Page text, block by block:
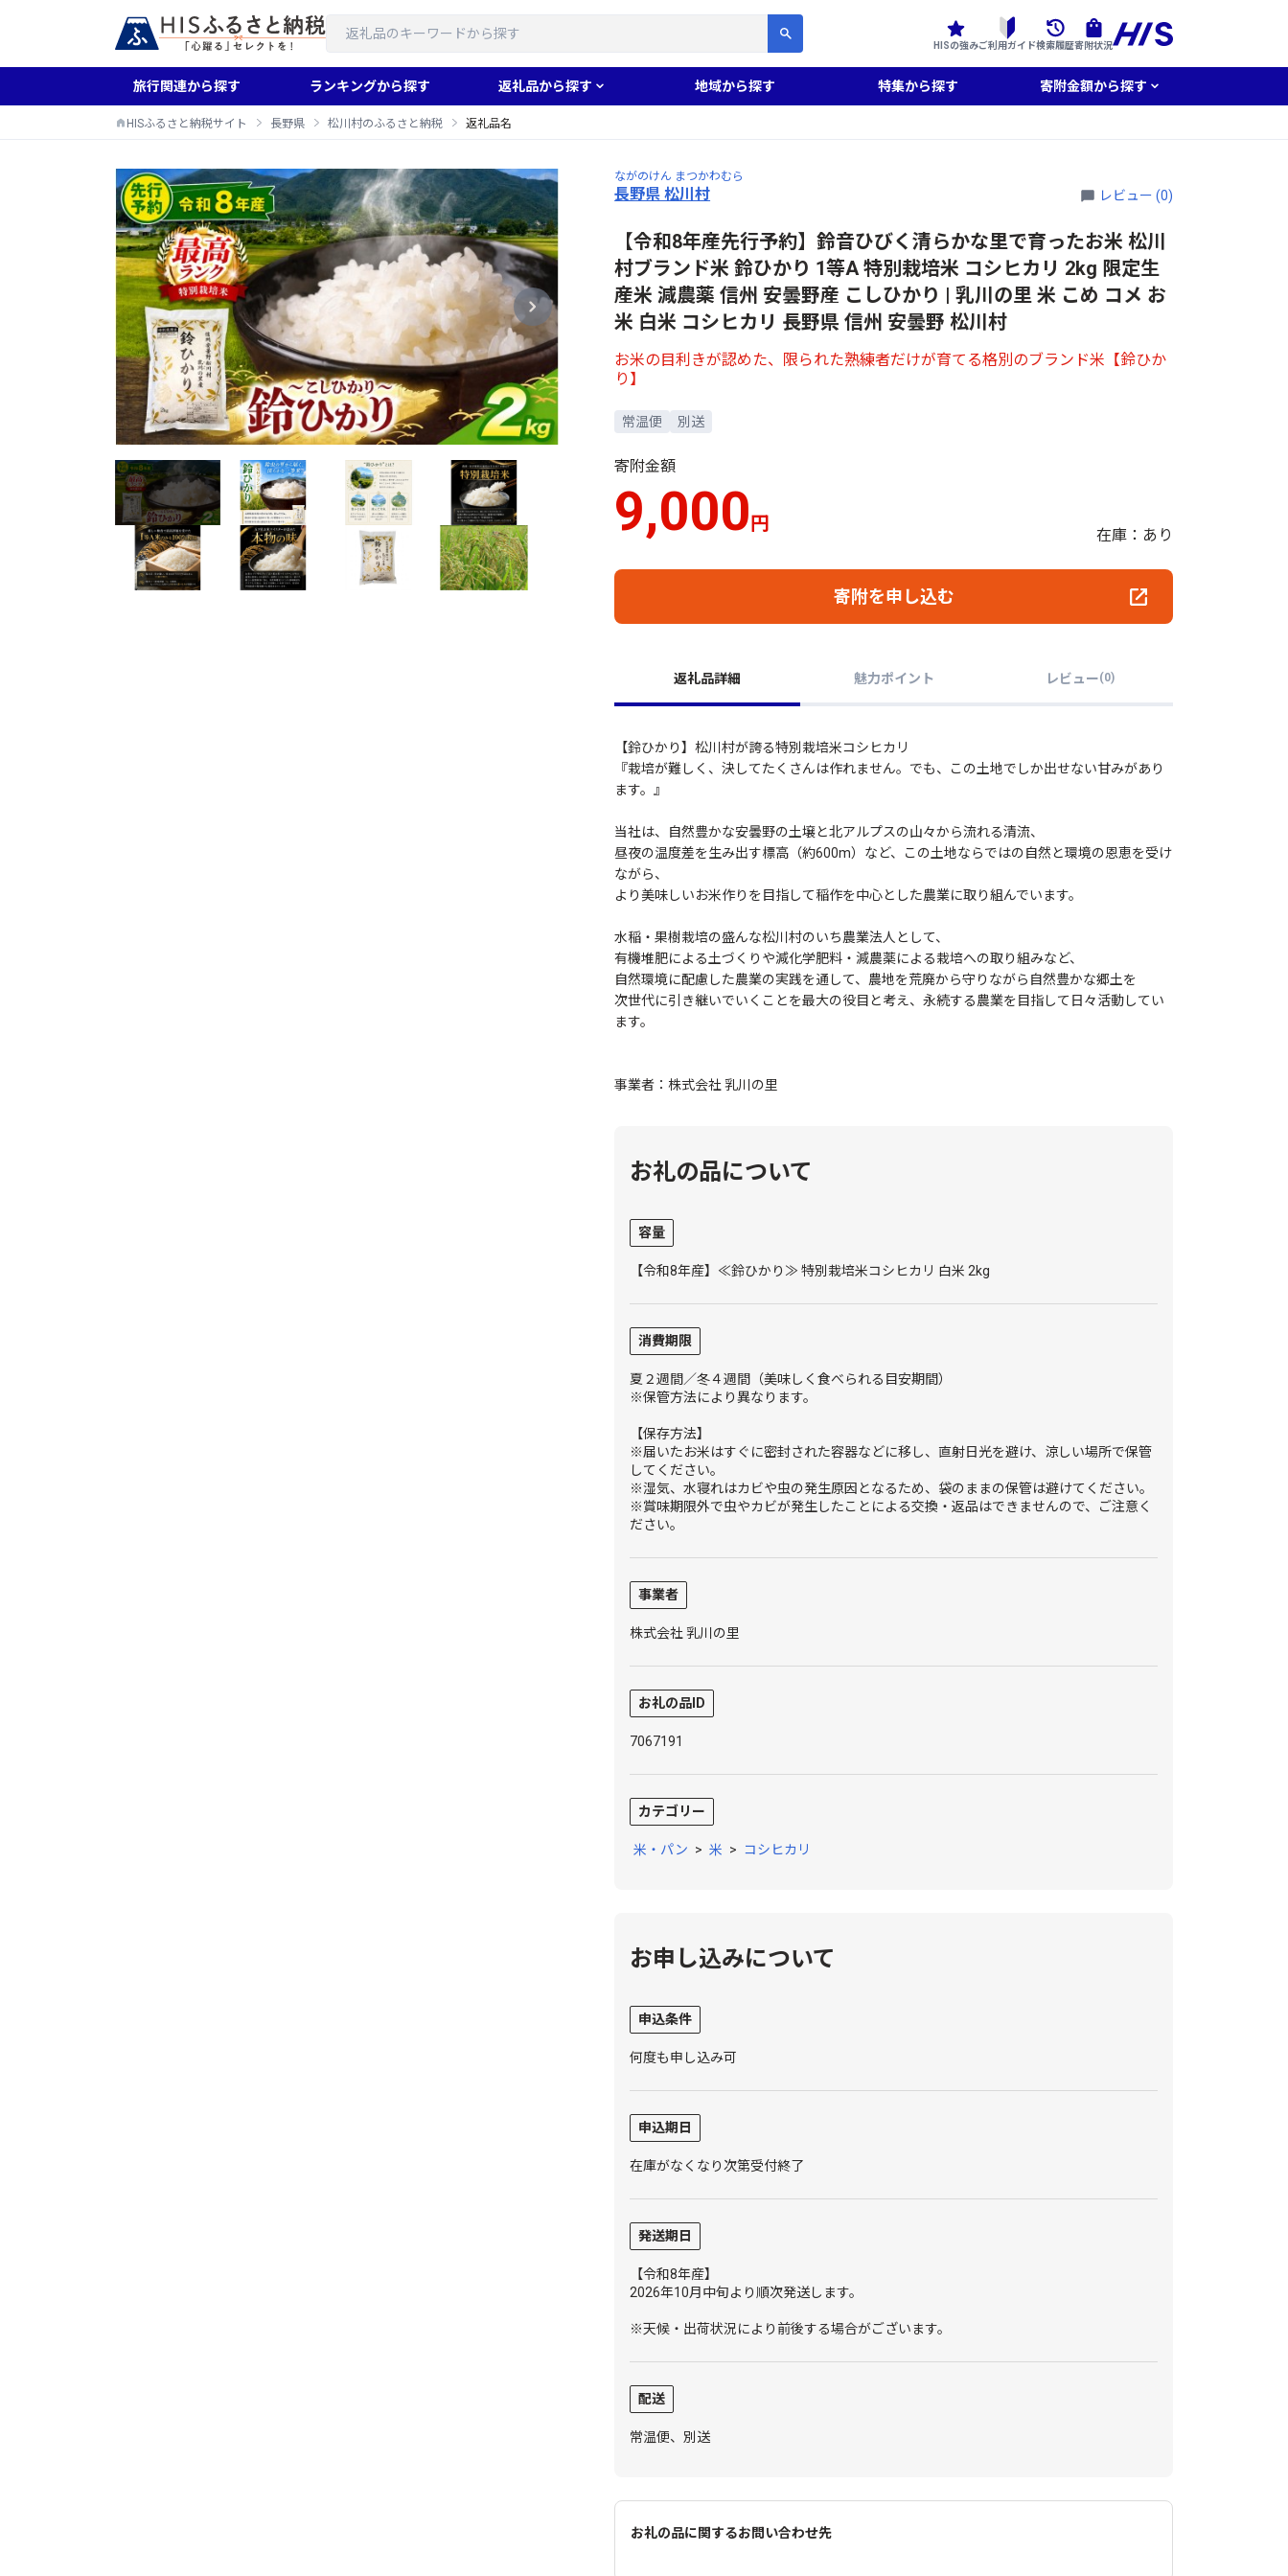
HISの強みご利用ガイド検索履歴寄附状況
旅行関連から探す ランキングから探す 返礼品から探す 地域から探す 特集から探す 寄附金額から探す
HISふるさと納税サイト 長野県 松川村のふるさと納税 返礼品名
ながのけん まつかわむら
長野県 松川村 レビュー (0)
【令和8年産先行予約】鈴音ひびく清らかな里で育ったお米 松川
村ブランド米 鈴ひかり 1等A 特別栽培米 コシヒカリ 2kg 限定生
産米 減農薬 信州 安曇野産 こしひかり | 乳川の里 米 こめ コメ お
米 白米 コシヒカリ 長野県 信州 安曇野 松川村
お米の目利きが認めた、限られた熟練者だけが育てる格別のブランド米【鈴ひか
り】
常温便 別送
寄附金額
9,000円
在庫：あり
寄附を申し込む
返礼品詳細 魅力ポイント レビュー(0)
【鈴ひかり】松川村が誇る特別栽培米コシヒカリ
『栽培が難しく、決してたくさんは作れません。でも、この土地でしか出せない甘みがあり
ます。』
当社は、自然豊かな安曇野の土壌と北アルプスの山々から流れる清流、
昼夜の温度差を生み出す標高（約600m）など、この土地ならではの自然と環境の恩恵を受け
ながら、
より美味しいお米作りを目指して稲作を中心とした農業に取り組んでいます。
水稲・果樹栽培の盛んな松川村のいち農業法人として、
有機堆肥による土づくりや減化学肥料・減農薬による栽培への取り組みなど、
自然環境に配慮した農業の実践を通して、農地を荒廃から守りながら自然豊かな郷土を
次世代に引き継いでいくことを最大の役目と考え、永続する農業を目指して日々活動してい
ます。
事業者：株式会社 乳川の里
お礼の品について
容量
【令和8年産】≪鈴ひかり≫ 特別栽培米コシヒカリ 白米 2kg
消費期限
夏２週間／冬４週間（美味しく食べられる目安期間）
※保管方法により異なります。
【保存方法】
※届いたお米はすぐに密封された容器などに移し、直射日光を避け、涼しい場所で保管
してください。
※湿気、水寝れはカビや虫の発生原因となるため、袋のままの保管は避けてください。
※賞味期限外で虫やカビが発生したことによる交換・返品はできませんので、ご注意く
ださい。
事業者
株式会社 乳川の里
お礼の品ID
7067191
カテゴリー
米・パン > 米 > コシヒカリ
お申し込みについて
申込条件
何度も申し込み可
申込期日
在庫がなくなり次第受付終了
発送期日
【令和8年産】
2026年10月中旬より順次発送します。
※天候・出荷状況により前後する場合がございます。
配送
常温便、別送
お礼の品に関するお問い合わせ先